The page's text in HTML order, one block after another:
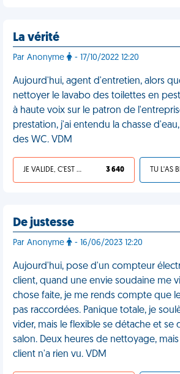
La vérité
Par Anonyme - 17/10/2022 12:20
Aujourd'hui, agent d'entretien, alors
nettoyer le lavabo des toilettes en
à haute voix sur le patron de
prestation, j'ai entendu la chasse
des WC. VDM
JE VALIDE, C'EST UNE VDM 3 640
De justesse
Par Anonyme - 16/06/2023 12:20
Aujourd'hui, pose d'un compteur
client, quand une envie soudaine me
chose faite, je me rends compte que
pas raccordées. Panique totale, je
vider, mais le flexible se détache et se
salon. Deux heures de nettoyage,
client n'a rien vu. VDM